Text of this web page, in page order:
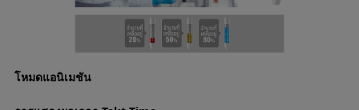
โหมดแอนิเมชัน